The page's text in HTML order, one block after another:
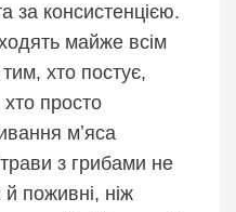
за консистенцією.
майже всім
хто постує,
просто
мʼяса
з грибами не
поживні, ніж